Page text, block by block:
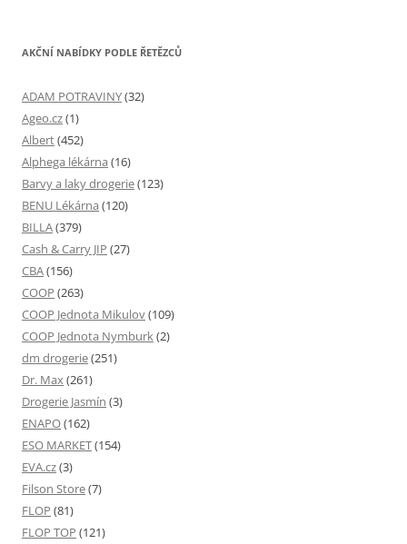
AKČNÍ NABÍDKY PODLE ŘETĚZCŮ
ADAM POTRAVINY(32)
Ageo.cz(1)
Albert(452)
Alphega lékárna (16)
Barvy a laky drogerie(123)
BENU Lékárna (120)
BILLA(379)
Cash & Carry JIP (27)
CBA(156)
COOP (263)
COOP Jednota Mikulov(109)
COOP Jednota Nymburk(2)
dm drogerie(251)
Dr. Max(261)
Drogerie Jasmín (3)
ENAPO(162)
ESO MARKET(154)
EVA.cz(3)
Filson Store(7)
FLOP (81)
FLOP TOP (121)